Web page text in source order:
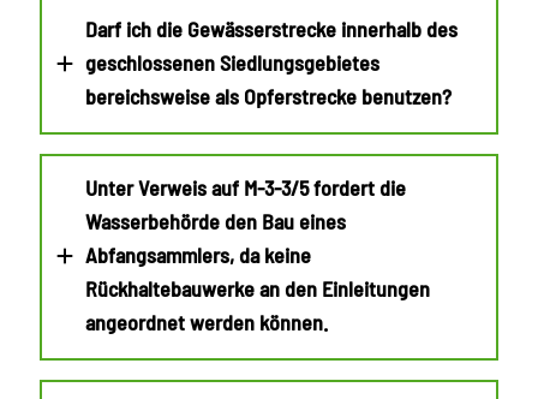
Darf ich die Gewässerstrecke innerhalb des
geschlossenen Siedlungsgebietes
bereichsweise als Opferstrecke benutzen?
Unter Verweis auf M-3-3/5 fordert die
Wasserbehörde den Bau eines
Abfangsammlers, da keine
Rückhaltebauwerke an den Einleitungen
angeordnet werden können.